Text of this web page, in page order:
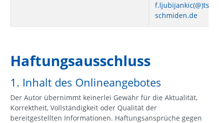
f.ljubijankic(@)tsv-
schmiden.de
Haftungsausschluss
1. Inhalt des Onlineangebotes
Der Autor übernimmt keinerlei Gewähr für die Aktualität,
Korrektheit, Vollständigkeit oder Qualität der
bereitgestellten Informationen. Haftungsansprüche gegen